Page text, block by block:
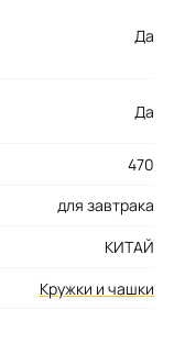
Да
Да
470
для завтрака
КИТАЙ
Кружки и чашки